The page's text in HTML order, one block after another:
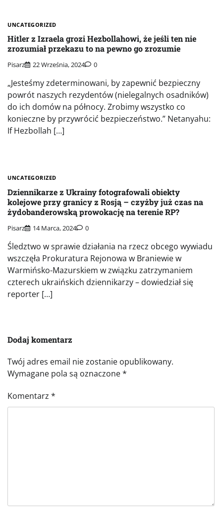
UNCATEGORIZED
Hitler z Izraela grozi Hezbollahowi, że jeśli ten nie
zrozumiał przekazu to na pewno go zrozumie
Pisarz 22 Września, 2024 0
„Jesteśmy zdeterminowani, by zapewnić bezpieczny
powrót naszych rezydentów (nielegalnych osadników)
do ich domów na północy. Zrobimy wszystko co
konieczne by przywrócić bezpieczeństwo.” Netanyahu:
If Hezbollah […]
UNCATEGORIZED
Dziennikarze z Ukrainy fotografowali obiekty
kolejowe przy granicy z Rosją – czyżby już czas na
żydobanderowską prowokację na terenie RP?
Pisarz 14 Marca, 2024 0
Śledztwo w sprawie działania na rzecz obcego wywiadu
wszczęła Prokuratura Rejonowa w Braniewie w
Warmińsko-Mazurskiem w związku zatrzymaniem
czterech ukraińskich dziennikarzy – dowiedział się
reporter […]
Dodaj komentarz
Twój adres email nie zostanie opublikowany.
Wymagane pola są oznaczone*
Komentarz *